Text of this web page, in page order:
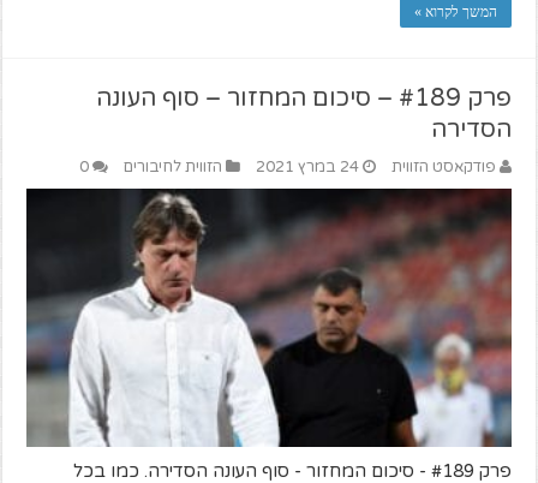
המשך לקרוא »
פרק #189 – סיכום המחזור – סוף העונה
הסדירה
פודקאסט הזווית 24 במרץ 2021 הזווית לחיבורים 0
פרק #189 - סיכום המחזור - סוף העונה הסדירה. כמו בכל